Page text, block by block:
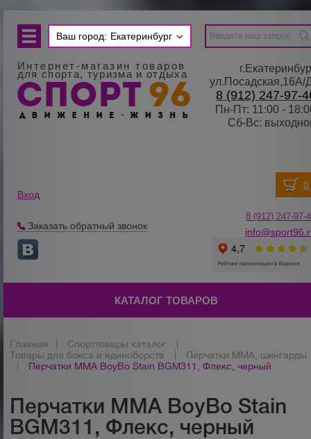
Ваш город: Екатеринбург
Интернет-магазин товаров
для спорта, туризма и отдыха
8 (912) 247-97-
Пн-Пт: 11:00 -
Сб-Вс:
Вход
Заказать обратный звонок
8 (912) 247-97-
КАТАЛОГ ТОВАРОВ
Главная Спорттовары каталог
Товары для бокса и единоборств
Перчатки ММА, шингарды
Перчатки ММА BoyBo Stain BGM311, Флекс, черный
Перчатки ММА BoyBo Stain
BGM311, Флекс, черный